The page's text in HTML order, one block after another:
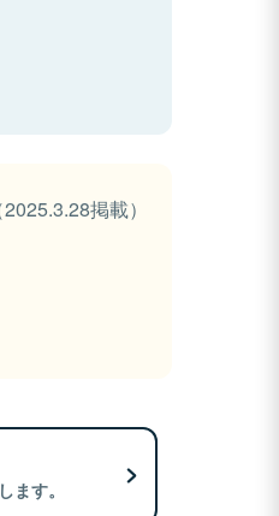
2025.3.28掲載）
す。